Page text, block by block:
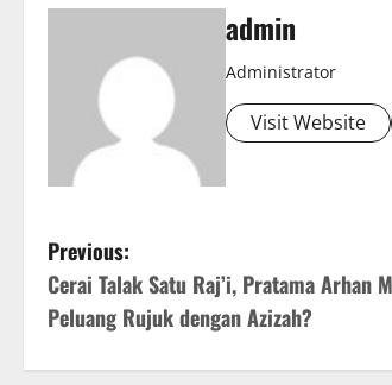
admin
Administrator
Visit Website
P
o
s
Previous:
Cerai Talak Satu Raj’i, Pratama Arhan
Peluang Rujuk dengan Azizah?